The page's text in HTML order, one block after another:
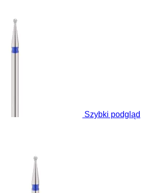
Szybki podgląd